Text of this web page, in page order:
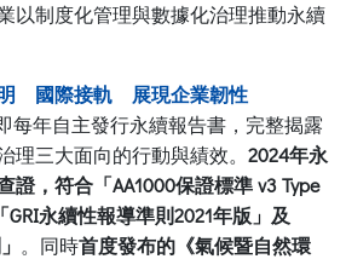
以制度化管理與數據化治理推動永續
明 國際接軌 展現企業韌性
每年自主發行永續報告書，完整揭露
理三大面向的行動與績效。 2024年永
證，符合「AA1000保證標準 v3 Type
永續性報導準則2021年版」及
。同時首度發布的《氣候暨自然環